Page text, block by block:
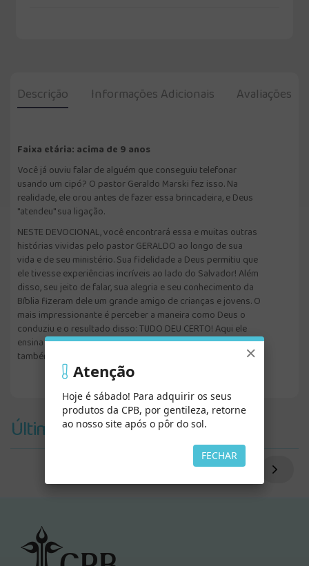
Descrição Informações Adicionais Avaliações
Faixa etária: acima de 9 anos
Você já ouviu falar de alguém que conseguiu telefonar
usando um cipó? O pastor Geraldo Marski fez isso. Na
realidade, ele orou antes de fazer essa brincadeira, e Deus
"atendeu" sua ligação.
NESTE DEVOCIONAL, você encontrará essa e muitas outras
histórias vividas pelo pastor GERALDO ao longo de sua
vida e de seu ministério. Sua fidelidade a Deus permitiu que
ele tivesse experiências incríveis ao lado do Salvador! Além
disso, seu jeito de falar, sua alegria e seu conhecimento da
Bíblia fizeram dele um grande amigo de crianças e jovens. O
mais impressionante é perceber a maneira como Deus o
conduziu e o resultado disso: TUDO DEU CERTO! Aqui ele
ensina o segredo para que tudo dê certo para você
também.
Últimos Vistos
×
Atenção
Hoje é sábado! Para adquirir os seus
produtos da CPB, por gentileza, retorne
ao nosso site após o pôr do sol.
FECHAR